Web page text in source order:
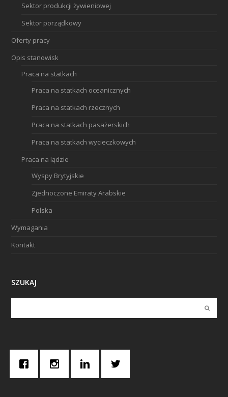
Sektor produkcji żywieniowej
Sektor porządkowy
Oferty pracy
Opis stanowisk
Praca na statkach
Praca na statkach oceanicznych
Praca na statkach rzecznych
Praca na statkach pasażerskich
Praca na statkach wycieczkowych
Praca na lądzie
Wyspy Brytyjskie
Zjednoczone Emiraty Arabskie
Polska
Wymagania
Kontakt
SZUKAJ
Submit